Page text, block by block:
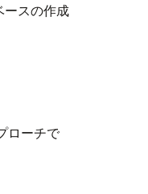
ースの作成
ローチで